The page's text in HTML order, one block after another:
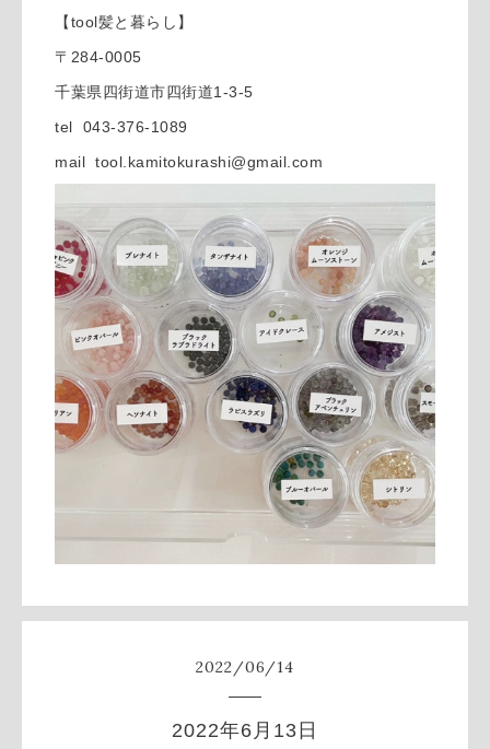
【tool髪と暮らし】
〒284-0005
千葉県四街道市四街道1-3-5
tel 043-376-1089
mail tool.kamitokurashi@gmail.com
2022/06/14
2022年6月13日